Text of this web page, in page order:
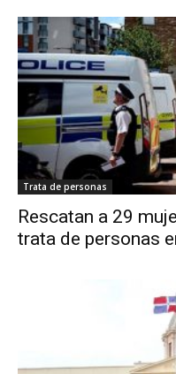
Trata de personas
Rescatan a 29
trata de personas